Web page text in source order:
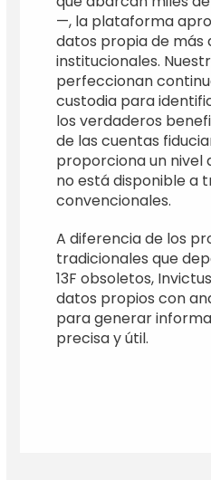
—, la plataforma
datos propia de más
institucionales.
perfeccionan
custodia para
los verdaderos
de las cuentas
proporciona un nivel
no está disponible a
convencionales.
A diferencia de los
tradicionales que
13F obsoletos,
datos propios con
para generar
precisa y útil.